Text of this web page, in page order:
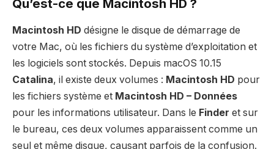
Qu’est-ce que Macintosh HD ?
Macintosh HD désigne le disque de démarrage de
votre Mac, où les fichiers du système d’exploitation et
les logiciels sont stockés. Depuis macOS 10.15
Catalina, il existe deux volumes : Macintosh HD pour
les fichiers système et Macintosh HD – Données
pour les informations utilisateur. Dans le Finder et sur
le bureau, ces deux volumes apparaissent comme un
seul et même disque, causant parfois de la confusion.